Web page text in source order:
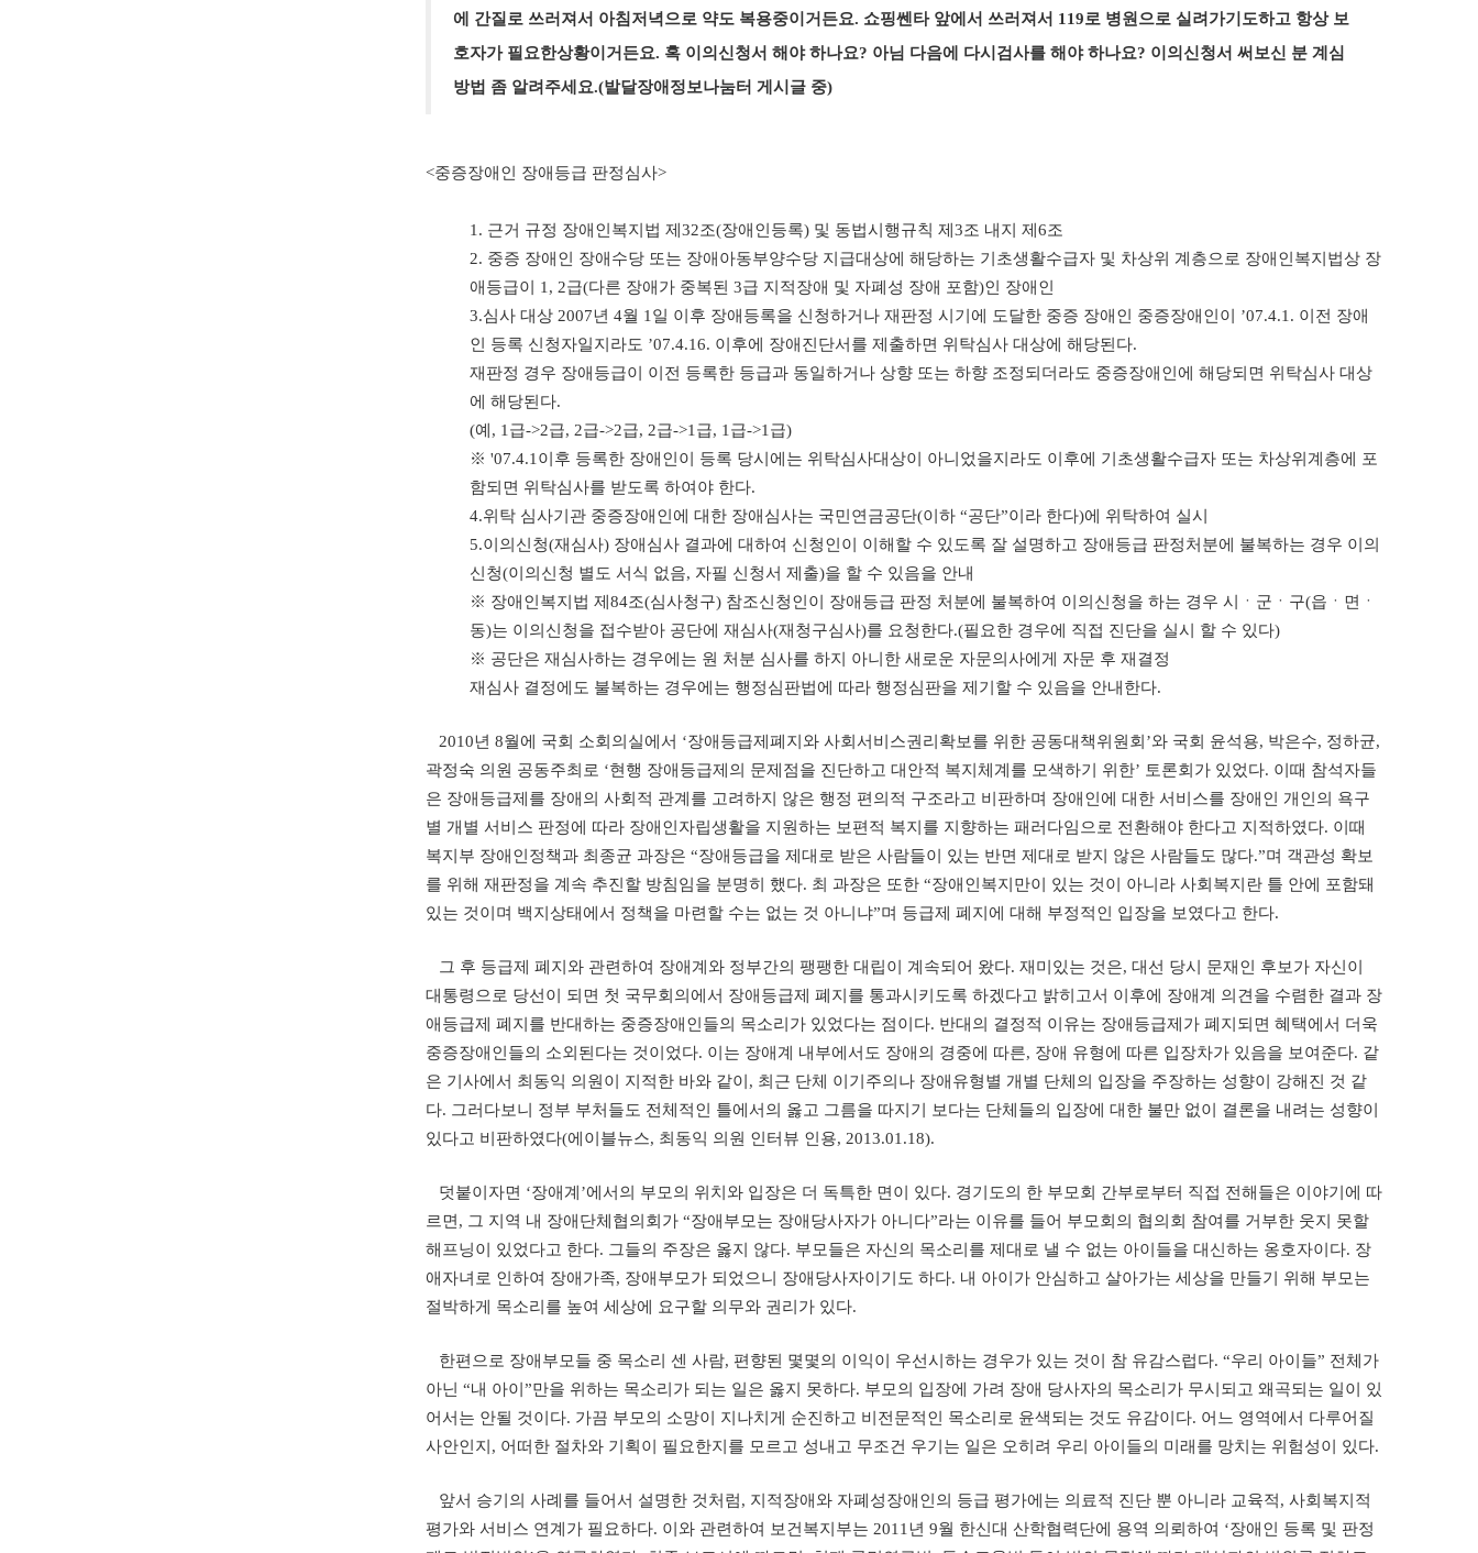
에 간질로 쓰러져서 아침저녁으로 약도 복용중이거든요. 쇼핑쎈타 앞에서 쓰러져서 119로 병원으로 실려가기도하고 항상 보
호자가 필요한상황이거든요. 혹 이의신청서 해야 하나요? 아님 다음에 다시검사를 해야 하나요? 이의신청서 써보신 분 계심
방법 좀 알려주세요.(발달장애정보나눔터 게시글 중)
<중증장애인 장애등급 판정심사>
1. 근거 규정 장애인복지법 제32조(장애인등록) 및 동법시행규칙 제3조 내지 제6조
2. 중증 장애인 장애수당 또는 장애아동부양수당 지급대상에 해당하는 기초생활수급자 및 차상위 계층으로 장애인복지법상 장
애등급이 1, 2급(다른 장애가 중복된 3급 지적장애 및 자폐성 장애 포함)인 장애인
3.심사 대상 2007년 4월 1일 이후 장애등록을 신청하거나 재판정 시기에 도달한 중증 장애인 중증장애인이 ’07.4.1. 이전 장애
인 등록 신청자일지라도 ’07.4.16. 이후에 장애진단서를 제출하면 위탁심사 대상에 해당된다.
재판정 경우 장애등급이 이전 등록한 등급과 동일하거나 상향 또는 하향 조정되더라도 중증장애인에 해당되면 위탁심사 대상
에 해당된다.
(예, 1급->2급, 2급->2급, 2급->1급, 1급->1급)
※ '07.4.1이후 등록한 장애인이 등록 당시에는 위탁심사대상이 아니었을지라도 이후에 기초생활수급자 또는 차상위계층에 포
함되면 위탁심사를 받도록 하여야 한다.
4.위탁 심사기관 중증장애인에 대한 장애심사는 국민연금공단(이하 “공단”이라 한다)에 위탁하여 실시
5.이의신청(재심사) 장애심사 결과에 대하여 신청인이 이해할 수 있도록 잘 설명하고 장애등급 판정처분에 불복하는 경우 이의
신청(이의신청 별도 서식 없음, 자필 신청서 제출)을 할 수 있음을 안내
※ 장애인복지법 제84조(심사청구) 참조신청인이 장애등급 판정 처분에 불복하여 이의신청을 하는 경우 시ㆍ군ㆍ구(읍ㆍ면ㆍ
동)는 이의신청을 접수받아 공단에 재심사(재청구심사)를 요청한다.(필요한 경우에 직접 진단을 실시 할 수 있다)
※ 공단은 재심사하는 경우에는 원 처분 심사를 하지 아니한 새로운 자문의사에게 자문 후 재결정
재심사 결정에도 불복하는 경우에는 행정심판법에 따라 행정심판을 제기할 수 있음을 안내한다.
2010년 8월에 국회 소회의실에서 ‘장애등급제폐지와 사회서비스권리확보를 위한 공동대책위원회’와 국회 윤석용, 박은수, 정하균,
곽정숙 의원 공동주최로 ‘현행 장애등급제의 문제점을 진단하고 대안적 복지체계를 모색하기 위한’ 토론회가 있었다. 이때 참석자들
은 장애등급제를 장애의 사회적 관계를 고려하지 않은 행정 편의적 구조라고 비판하며 장애인에 대한 서비스를 장애인 개인의 욕구
별 개별 서비스 판정에 따라 장애인자립생활을 지원하는 보편적 복지를 지향하는 패러다임으로 전환해야 한다고 지적하였다. 이때
복지부 장애인정책과 최종균 과장은 “장애등급을 제대로 받은 사람들이 있는 반면 제대로 받지 않은 사람들도 많다.”며 객관성 확보
를 위해 재판정을 계속 추진할 방침임을 분명히 했다. 최 과장은 또한 “장애인복지만이 있는 것이 아니라 사회복지란 틀 안에 포함돼
있는 것이며 백지상태에서 정책을 마련할 수는 없는 것 아니냐”며 등급제 폐지에 대해 부정적인 입장을 보였다고 한다.
그 후 등급제 폐지와 관련하여 장애계와 정부간의 팽팽한 대립이 계속되어 왔다. 재미있는 것은, 대선 당시 문재인 후보가 자신이
대통령으로 당선이 되면 첫 국무회의에서 장애등급제 폐지를 통과시키도록 하겠다고 밝히고서 이후에 장애계 의견을 수렴한 결과 장
애등급제 폐지를 반대하는 중증장애인들의 목소리가 있었다는 점이다. 반대의 결정적 이유는 장애등급제가 폐지되면 혜택에서 더욱
중증장애인들의 소외된다는 것이었다. 이는 장애계 내부에서도 장애의 경중에 따른, 장애 유형에 따른 입장차가 있음을 보여준다. 같
은 기사에서 최동익 의원이 지적한 바와 같이, 최근 단체 이기주의나 장애유형별 개별 단체의 입장을 주장하는 성향이 강해진 것 같
다. 그러다보니 정부 부처들도 전체적인 틀에서의 옳고 그름을 따지기 보다는 단체들의 입장에 대한 불만 없이 결론을 내려는 성향이
있다고 비판하였다(에이블뉴스, 최동익 의원 인터뷰 인용, 2013.01.18).
덧붙이자면 ‘장애계’에서의 부모의 위치와 입장은 더 독특한 면이 있다. 경기도의 한 부모회 간부로부터 직접 전해들은 이야기에 따
르면, 그 지역 내 장애단체협의회가 “장애부모는 장애당사자가 아니다”라는 이유를 들어 부모회의 협의회 참여를 거부한 웃지 못할
해프닝이 있었다고 한다. 그들의 주장은 옳지 않다. 부모들은 자신의 목소리를 제대로 낼 수 없는 아이들을 대신하는 옹호자이다. 장
애자녀로 인하여 장애가족, 장애부모가 되었으니 장애당사자이기도 하다. 내 아이가 안심하고 살아가는 세상을 만들기 위해 부모는
절박하게 목소리를 높여 세상에 요구할 의무와 권리가 있다.
한편으로 장애부모들 중 목소리 센 사람, 편향된 몇몇의 이익이 우선시하는 경우가 있는 것이 참 유감스럽다. “우리 아이들” 전체가
아닌 “내 아이”만을 위하는 목소리가 되는 일은 옳지 못하다. 부모의 입장에 가려 장애 당사자의 목소리가 무시되고 왜곡되는 일이 있
어서는 안될 것이다. 가끔 부모의 소망이 지나치게 순진하고 비전문적인 목소리로 윤색되는 것도 유감이다. 어느 영역에서 다루어질
사안인지, 어떠한 절차와 기획이 필요한지를 모르고 성내고 무조건 우기는 일은 오히려 우리 아이들의 미래를 망치는 위험성이 있다.
앞서 승기의 사례를 들어서 설명한 것처럼, 지적장애와 자폐성장애인의 등급 평가에는 의료적 진단 뿐 아니라 교육적, 사회복지적
평가와 서비스 연계가 필요하다. 이와 관련하여 보건복지부는 2011년 9월 한신대 산학협력단에 용역 의뢰하여 ‘장애인 등록 및 판정